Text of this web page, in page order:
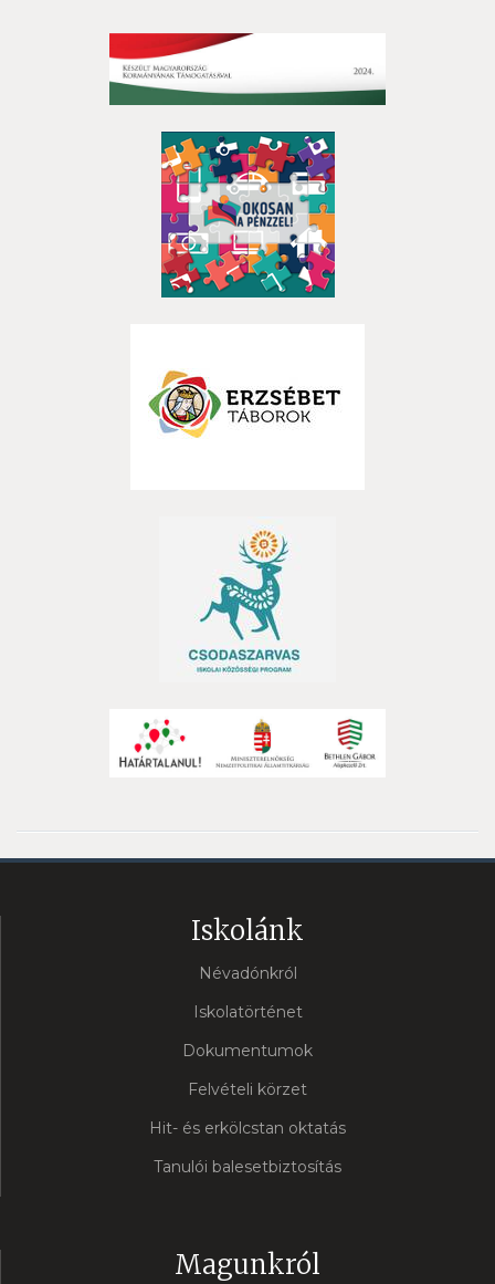
Iskolánk
Névadónkról
Iskolatörténet
Dokumentumok
Felvételi körzet
Hit- és erkölcstan oktatás
Tanulói balesetbiztosítás
Magunkról